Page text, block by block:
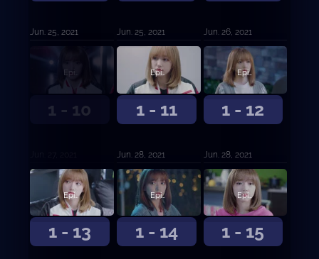
Jun. 25, 2021 Jun. 25, 2021 Jun. 26, 2021
1 - 10 1 - 11
Episodio 11
Jun. 28, 2021
1 - 12
Episodio 12
Jun. 28, 2021
1 - 13
Episodio 13
1 - 14
Episodio 14
1 - 15
Episodio 15